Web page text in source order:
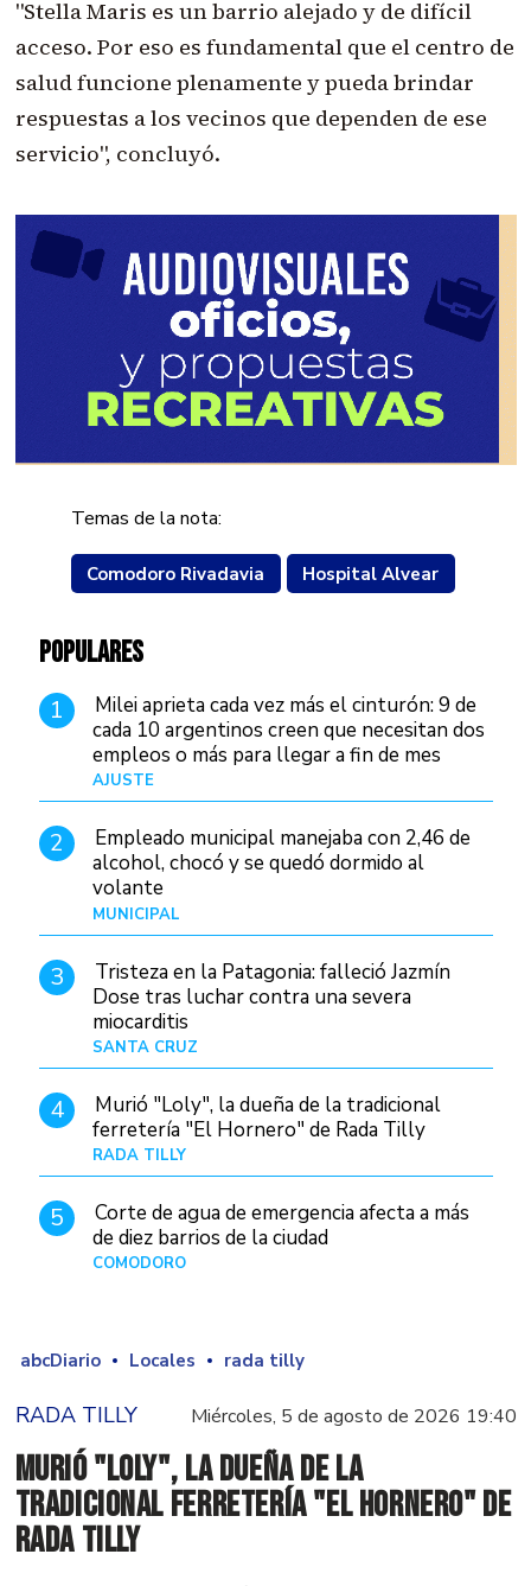
"Stella Maris es un barrio alejado y de difícil
acceso. Por eso es fundamental que el centro de
salud funcione plenamente y pueda brindar
respuestas a los vecinos que dependen de ese
servicio", concluyó.
Temas de la nota:
Comodoro Rivadavia Hospital Alvear
POPULARES
1
Milei aprieta cada vez más el cinturón: 9 de
cada 10 argentinos creen que necesitan dos
empleos o más para llegar a fin de mes
AJUSTE
2
Empleado municipal manejaba con 2,46 de
alcohol, chocó y se quedó dormido al
volante
MUNICIPAL
3
Tristeza en la Patagonia: falleció Jazmín
Dose tras luchar contra una severa
miocarditis
SANTA CRUZ
4
Murió "Loly", la dueña de la tradicional
ferretería "El Hornero" de Rada Tilly
RADA TILLY
5
Corte de agua de emergencia afecta a más
de diez barrios de la ciudad
COMODORO
abcDiario Locales rada tilly
RADA TILLY Miércoles, 5 de agosto de 2026 19:40
Murió "Loly", la dueña de la
tradicional ferretería "El Hornero" de
Rada Tilly